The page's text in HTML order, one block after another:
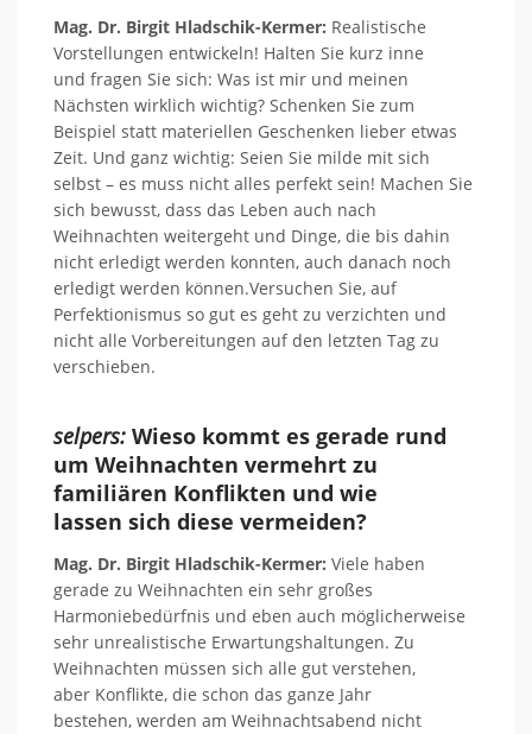
Mag. Dr. Birgit Hladschik-Kermer: Realistische
Vorstellungen entwickeln! Halten Sie kurz inne
und fragen Sie sich: Was ist mir und meinen
Nächsten wirklich wichtig? Schenken Sie zum
Beispiel statt materiellen Geschenken lieber etwas
Zeit. Und ganz wichtig: Seien Sie milde mit sich
selbst – es muss nicht alles perfekt sein! Machen Sie
sich bewusst, dass das Leben auch nach
Weihnachten weitergeht und Dinge, die bis dahin
nicht erledigt werden konnten, auch danach noch
erledigt werden können.Versuchen Sie, auf
Perfektionismus so gut es geht zu verzichten und
nicht alle Vorbereitungen auf den letzten Tag zu
verschieben.
selpers: Wieso kommt es gerade rund
um Weihnachten vermehrt zu
familiären Konflikten und wie
lassen sich diese vermeiden?
Mag. Dr. Birgit Hladschik-Kermer: Viele haben
gerade zu Weihnachten ein sehr großes
Harmoniebedürfnis und eben auch möglicherweise
sehr unrealistische Erwartungshaltungen. Zu
Weihnachten müssen sich alle gut verstehen,
aber Konflikte, die schon das ganze Jahr
bestehen, werden am Weihnachtsabend nicht